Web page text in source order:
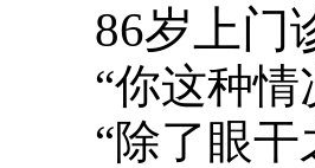
86岁上门
“你这种情
“除了眼